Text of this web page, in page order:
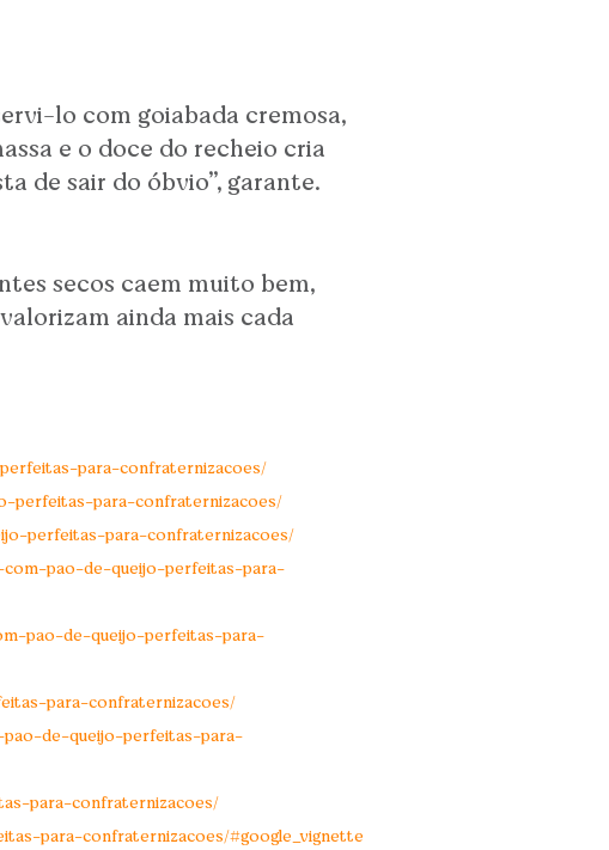
lo com goiabada cremosa,
e o doce do recheio cria
de sair do óbvio”, garante.
secos caem muito bem,
ainda mais cada
para-confraternizacoes/
perfeitas-para-confraternizacoes/
perfeitas-para-confraternizacoes/
com-pao-de-queijo-perfeitas-para-
pao-de-queijo-perfeitas-para-
para-confraternizacoes/
pao-de-queijo-perfeitas-para-
para-confraternizacoes/
para-confraternizacoes/#google_vignette